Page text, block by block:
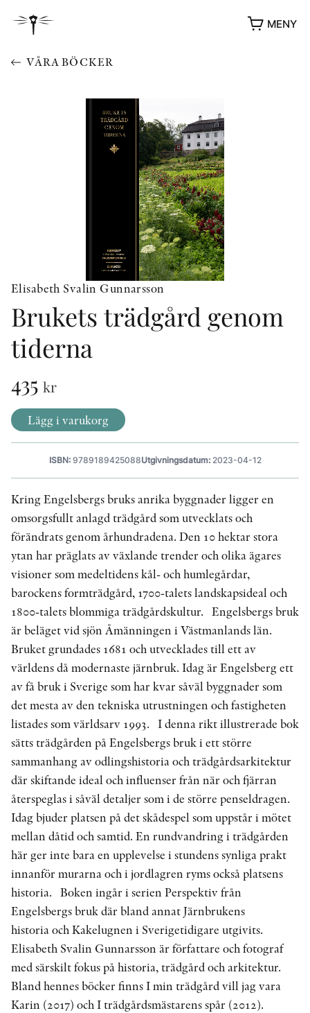
MENY
YUKIKO OCH PATRIK MÖTER
STOLPE STORIES
UTMÄRKELSER
VÅRA BÖCKER
Elisabeth Svalin Gunnarsson
Brukets trädgård genom
tiderna
435 kr
Lägg i varukorg
ISBN:9789189425088Utgivningsdatum:2023-04-12
Kring Engelsbergs bruks anrika byggnader ligger en
omsorgsfullt anlagd trädgård som utvecklats och
förändrats genom århundradena. Den 10 hektar stora
ytan har präglats av växlande trender och olika ägares
visioner som medeltidens kål- och humlegårdar,
barockens formträdgård, 1700-talets landskapsideal och
1800-talets blommiga trädgårdskultur. Engelsbergs bruk
är beläget vid sjön Åmänningen i Västmanlands län.
Bruket grundades 1681 och utvecklades till ett av
världens då modernaste järnbruk. Idag är Engelsberg ett
av få bruk i Sverige som har kvar såväl byggnader som
det mesta av den tekniska utrustningen och fastigheten
listades som världsarv 1993. I denna rikt illustrerade bok
sätts trädgården på Engelsbergs bruk i ett större
sammanhang av odlingshistoria och trädgårdsarkitektur
där skiftande ideal och influenser från när och fjärran
återspeglas i såväl detaljer som i de större penseldragen.
Idag bjuder platsen på det skådespel som uppstår i mötet
mellan dåtid och samtid. En rundvandring i trädgården
här ger inte bara en upplevelse i stundens synliga prakt
innanför murarna och i jordlagren ryms också platsens
historia. Boken ingår i serien Perspektiv från
Engelsbergs bruk där bland annat Järnbrukens
historia och Kakelugnen i Sverigetidigare utgivits.
Elisabeth Svalin Gunnarsson är författare och fotograf
med särskilt fokus på historia, trädgård och arkitektur.
Bland hennes böcker finns I min trädgård vill jag vara
Karin (2017) och I trädgårdsmästarens spår (2012).